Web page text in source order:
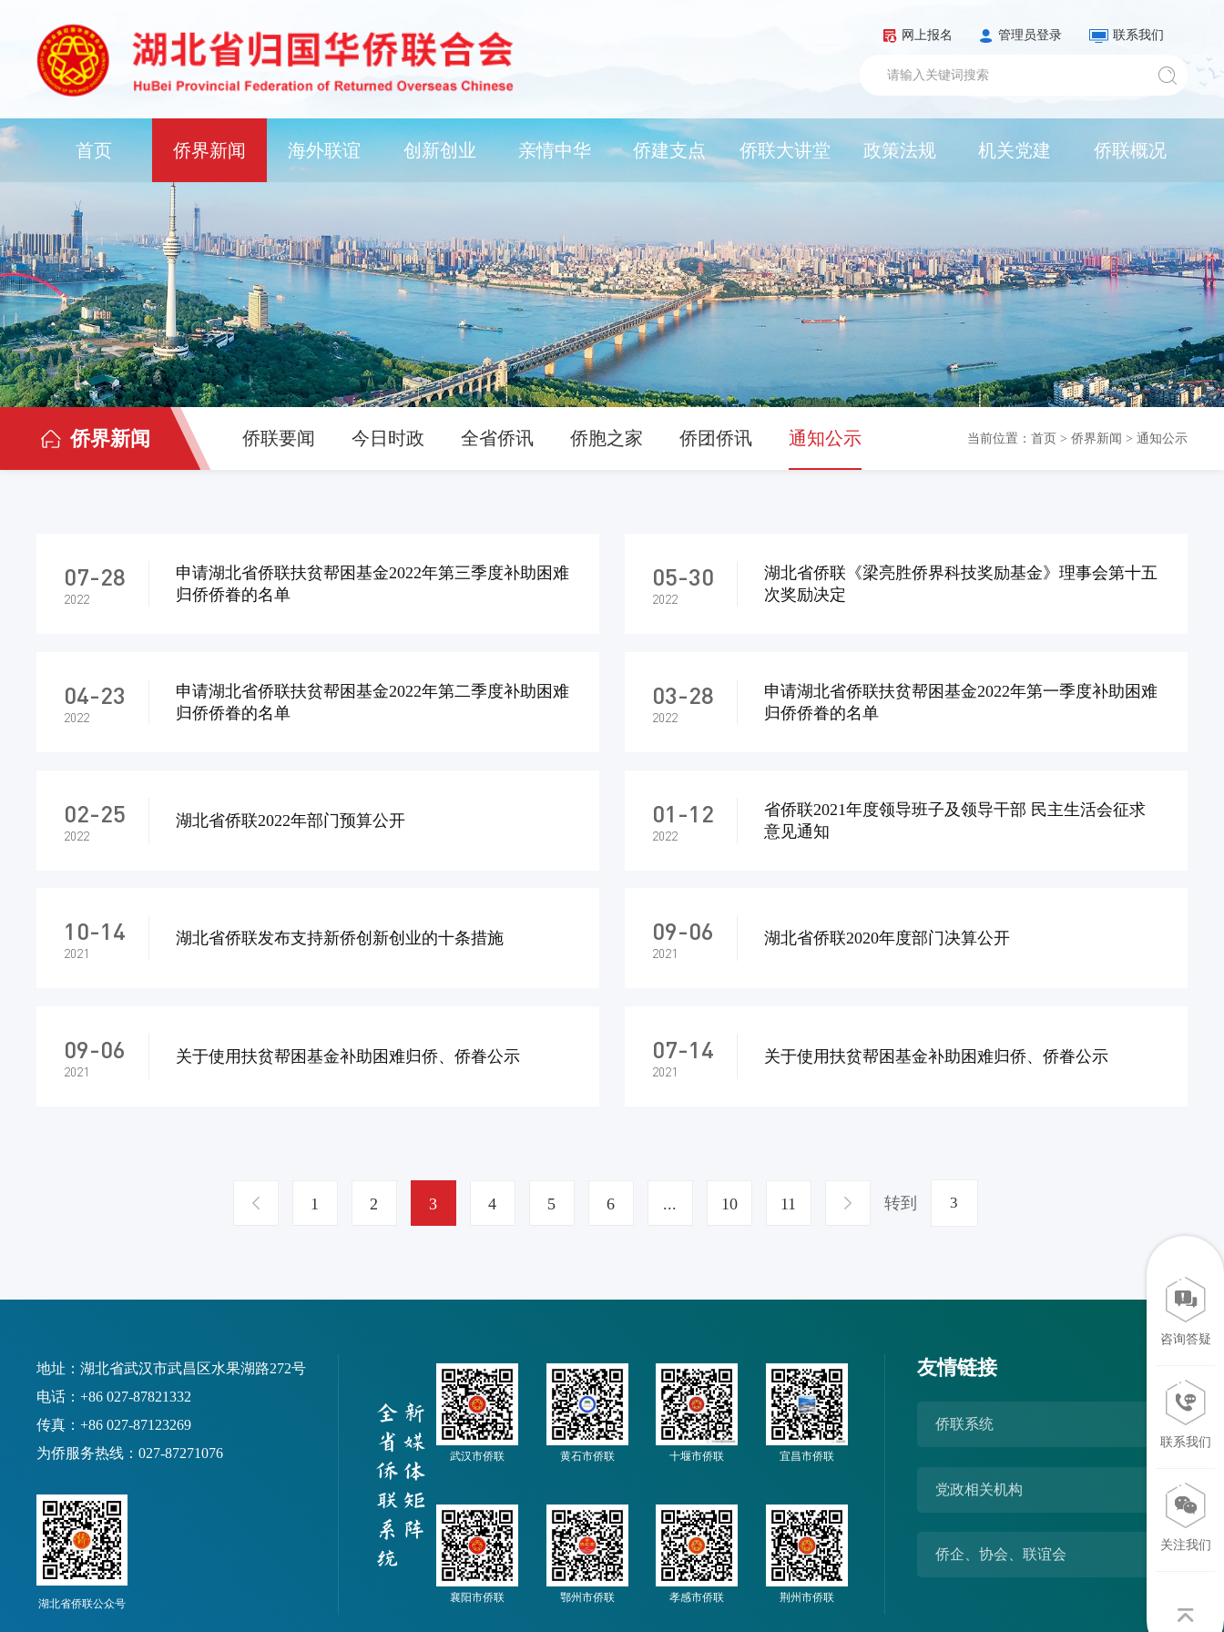
网上报名 管理员登录 联系我们
首页 侨界新闻 海外联谊 创新创业 亲情中华 侨建支点 侨联大讲堂 政策法规 机关党建 侨联概况
侨界新闻 侨联要闻 今日时政 全省侨讯 侨胞之家 侨团侨讯 通知公示 当前位置： 首页 > 侨界新闻 > 通知公示
07-28
2022
申请湖北省侨联扶贫帮困基金2022年第三季度补助困难
归侨侨眷的名单
05-30
2022
湖北省侨联《梁亮胜侨界科技奖励基金》理事会第十五
次奖励决定
04-23
2022
申请湖北省侨联扶贫帮困基金2022年第二季度补助困难
归侨侨眷的名单
03-28
2022
申请湖北省侨联扶贫帮困基金2022年第一季度补助困难
归侨侨眷的名单
02-25
2022
湖北省侨联2022年部门预算公开 01-12
2022
省侨联2021年度领导班子及领导干部 民主生活会征求
意见通知
10-14
2021
湖北省侨联发布支持新侨创新创业的十条措施 09-06
2021
湖北省侨联2020年度部门决算公开
09-06
2021
关于使用扶贫帮困基金补助困难归侨、侨眷公示 07-14
2021
关于使用扶贫帮困基金补助困难归侨、侨眷公示
1 2 3 4 5 6 ... 10 11 转到
地址：湖北省武汉市武昌区水果湖路272号
电话：+86 027-87821332
传真：+86 027-87123269
为侨服务热线：027-87271076
湖北省侨联公众号
武汉市侨联 黄石市侨联 十堰市侨联 宜昌市侨联
襄阳市侨联 鄂州市侨联 孝感市侨联 荆州市侨联
友情链接
侨联系统
党政相关机构
侨企、协会、联谊会
咨询答疑
联系我们
关注我们